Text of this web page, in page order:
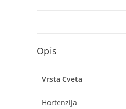
Opis
Vrsta Cveta
Hortenzija